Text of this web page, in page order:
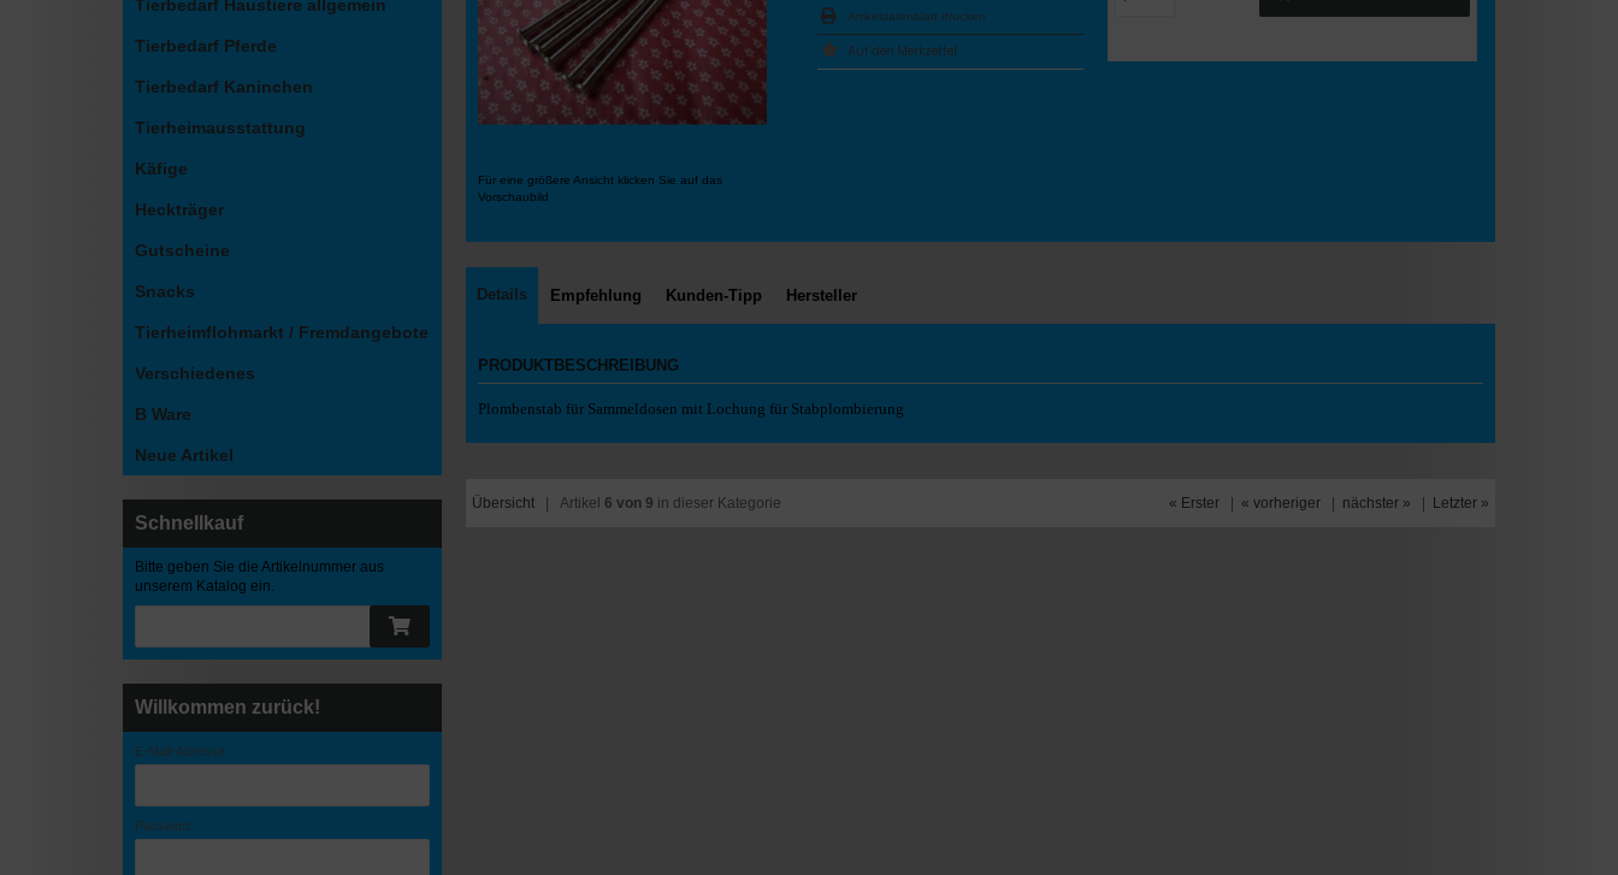
Für eine größere Ansicht klicken Sie auf das
Vorschaubild
Artikeldatenblatt drucken
Details Empfehlung Kunden-Tipp Hersteller
PRODUKTBESCHREIBUNG
Plombenstab für Sammeldosen mit Lochung für Stabplombierung
Übersicht | Artikel 6 von 9 in dieser Kategorie « Erster « vorheriger nächster » Letzter »
Tierbedarf Haustiere allgemein
Tierbedarf Pferde
Tierbedarf Kaninchen
Tierheimausstattung
Käfige
Heckträger
Gutscheine
Snacks
Tierheimflohmarkt / Fremdangebote
Verschiedenes
B Ware
Neue Artikel
Schnellkauf
Bitte geben Sie die Artikelnummer aus
unserem Katalog ein.
Willkommen zurück!
E-Mail-Adresse:
Passwort: